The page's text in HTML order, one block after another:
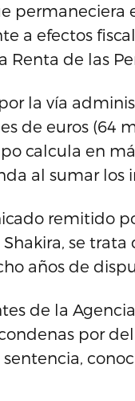
permaneciera
a efectos
de las
la vía
de euros (64
calcula en
al sumar los
remitido
se
años de
de la
por